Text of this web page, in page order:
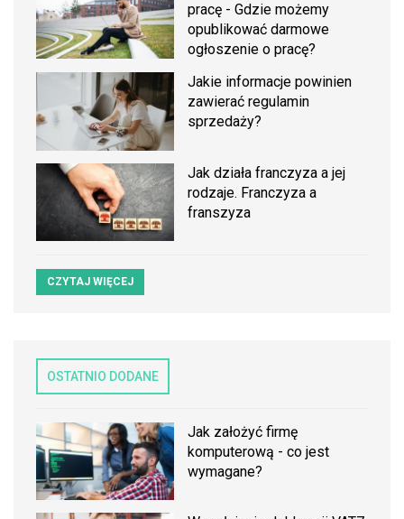
pracę - Gdzie możemy
opublikować darmowe
ogłoszenie o pracę?
Jakie informacje powinien
zawierać regulamin
sprzedaży?
Jak działa franczyza a jej
rodzaje. Franczyza a
franszyza
CZYTAJ WIĘCEJ
OSTATNIO DODANE
Jak założyć firmę
komputerową - co jest
wymagane?